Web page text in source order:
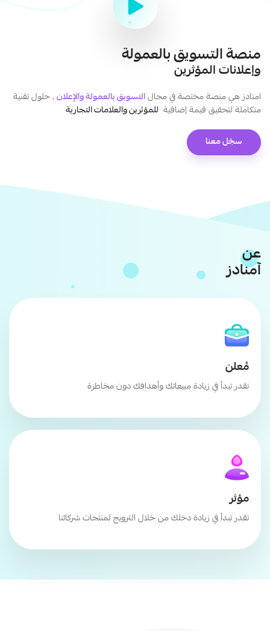
منصة التسويق بالعمولة
وإعلانات المؤثرين
امنادز هي منصة مختصة في مجالالتسويق بالعمولة والإعلان , حلول تقنية
متكاملة لتحقيق قيمة إضافية للمؤثرين والعلامات التجارية
سجّل معنا
عن
آمنادز
مُعلن
تقدر تبدأ في زيادة مبيعاتك وأهدافك دون مخاطرة
مؤثر
تقدر تبدأ في زيادة دخلك من خلال الترويج لمنتجات شركائنا